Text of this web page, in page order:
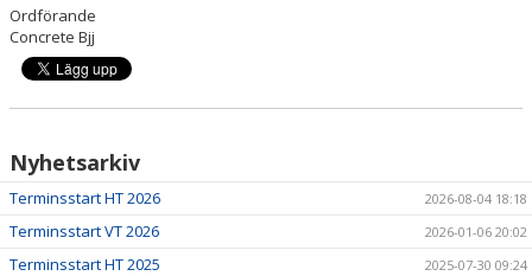
ANMÄLAN
Ordförande
Concrete Bjj
Nyhetsarkiv
Terminsstart HT 2026 2026-08-04 18:18
Terminsstart VT 2026 2026-01-06 20:02
Terminsstart HT 2025 2025-07-30 09:24